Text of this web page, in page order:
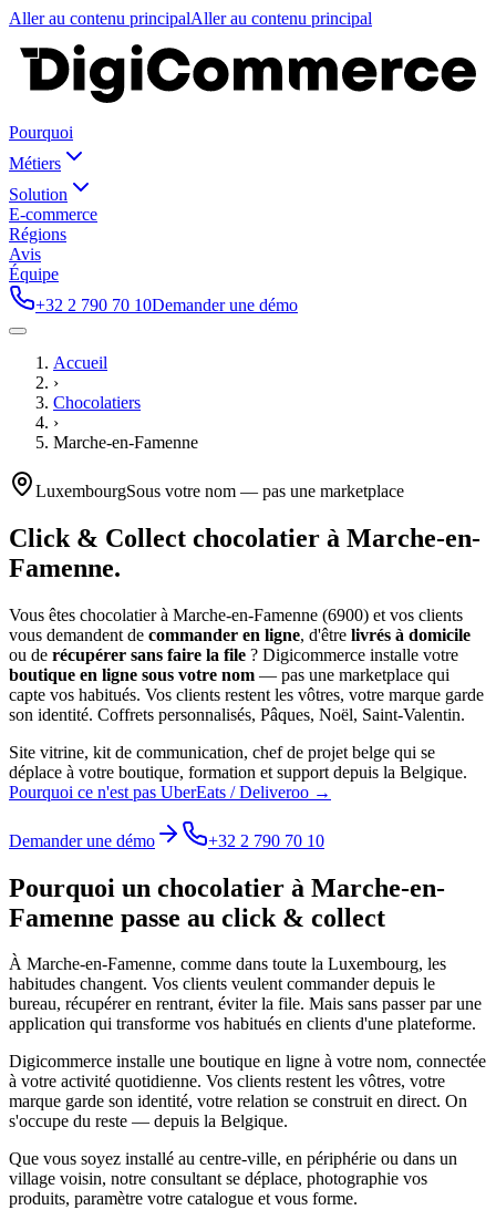
Aller au contenu principalAller au contenu principal
Pourquoi
Métiers
Solution
E-commerce
Régions
Avis
Équipe
+32 2 790 70 10Demander une démo
Accueil
›
Chocolatiers
›
Marche-en-Famenne
LuxembourgSous votre nom — pas une marketplace
Click & Collect chocolatier à Marche-en-
Famenne.
Vous êtes chocolatierà Marche-en-Famenne (6900) et vos clients
vous demandent de commander en ligne, d'être livrés à domicile
ou de récupérer sans faire la file ? Digicommerce installe votre
boutique en ligne sous votre nom — pas une marketplace qui
capte vos habitués. Vos clients restent les vôtres, votre marque garde
son identité. Coffrets personnalisés, Pâques, Noël, Saint-Valentin.
Site vitrine, kit de communication, chef de projet belge qui se
déplace à votre boutique, formation et support depuis la Belgique.
Pourquoi ce n'est pas UberEats / Deliveroo →
Demander une démo +32 2 790 70 10
Pourquoi un chocolatier à Marche-en-
Famenne passe au click & collect
À Marche-en-Famenne, comme dans toute la Luxembourg, les
habitudes changent. Vos clients veulent commander depuis le
bureau, récupérer en rentrant, éviter la file. Mais sans passer par une
application qui transforme vos habitués en clients d'une plateforme.
Digicommerce installe une boutique en ligne à votre nom, connectée
à votre activité quotidienne. Vos clients restent les vôtres, votre
marque garde son identité, votre relation se construit en direct. On
s'occupe du reste — depuis la Belgique.
Que vous soyez installé au centre-ville, en périphérie ou dans un
village voisin, notre consultant se déplace, photographie vos
produits, paramètre votre catalogue et vous forme.